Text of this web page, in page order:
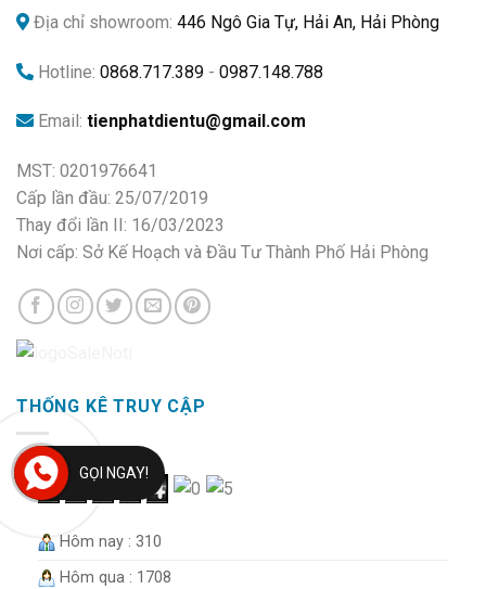
Địa chỉ showroom: 446 Ngô Gia Tự, Hải An, Hải Phòng
Hotline: 0868.717.389 - 0987.148.788
Email: tienphatdientu@gmail.com
MST: 0201976641
Cấp lần đầu: 25/07/2019
Thay đổi lần II: 16/03/2023
Nơi cấp: Sở Kế Hoạch và Đầu Tư Thành Phố Hải Phòng
THỐNG KÊ TRUY CẬP
Hôm nay : 310
Hôm qua : 1708
GỌI NGAY!